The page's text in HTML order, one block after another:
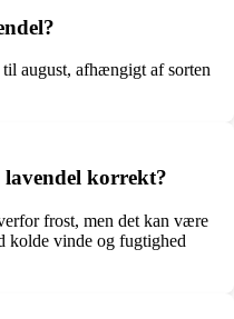
august, afhængigt af sorten
korrekt?
frost, men det kan være
kolde vinde og fugtighed